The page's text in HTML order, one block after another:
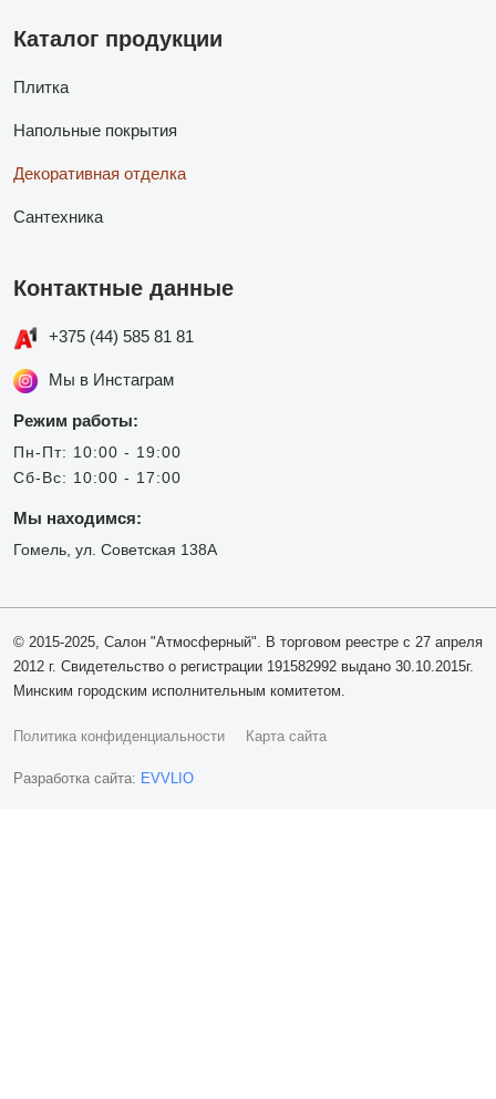
Каталог продукции
Плитка
Напольные покрытия
Декоративная отделка
Сантехника
Контактные данные
+375 (44) 585 81 81
Мы в Инстаграм
Режим работы:
Пн-Пт: 10:00 - 19:00
Сб-Вс: 10:00 - 17:00
Мы находимся:
Гомель, ул. Советская 138А
© 2015-2025, Салон "Атмосферный". В торговом реестре с 27 апреля
2012 г. Свидетельство о регистрации 191582992 выдано 30.10.2015г.
Минским городским исполнительным комитетом.
Политика конфиденциальности Карта сайта
Разработка сайта: EVVLIO